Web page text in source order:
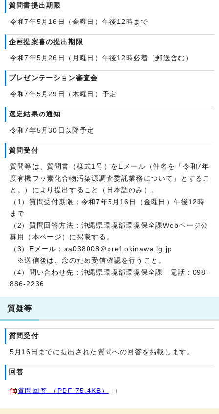
質問書提出期限
令和7年5月16日（金曜日）午後12時まで
企画提案書の提出期限
令和7年5月26日（月曜日）午後12時必着（郵送含む）
プレゼンテーション審査会
令和7年5月29日（木曜日）予定
選定結果の通知
令和7年5月30日以降予定
質問受付
質問等は、質問書（様式1号）をEメール（件名を「令和7年
度有機フッ素化合物汚染源調査委託業務について」とするこ
と。）により提出すること（日本語のみ）。
（1）質問受付期限：令和7年5月16日（金曜日）午後12時
まで
（2）質問回答方法：沖縄県環境部環境保全課Webページ公
募用（本ページ）に掲載する。
（3）Eメール：aa038008＠pref.okinawa.lg.jp
※送信後は、念のため受信確認を行うこと。
（4）問い合わせ先：沖縄県環境部環境保全課 電話：098-
886-2236
質疑等
質問受付
5月16日までに提出された質問への回答を掲載します。
回答
質問回答 （PDF 75.4KB）